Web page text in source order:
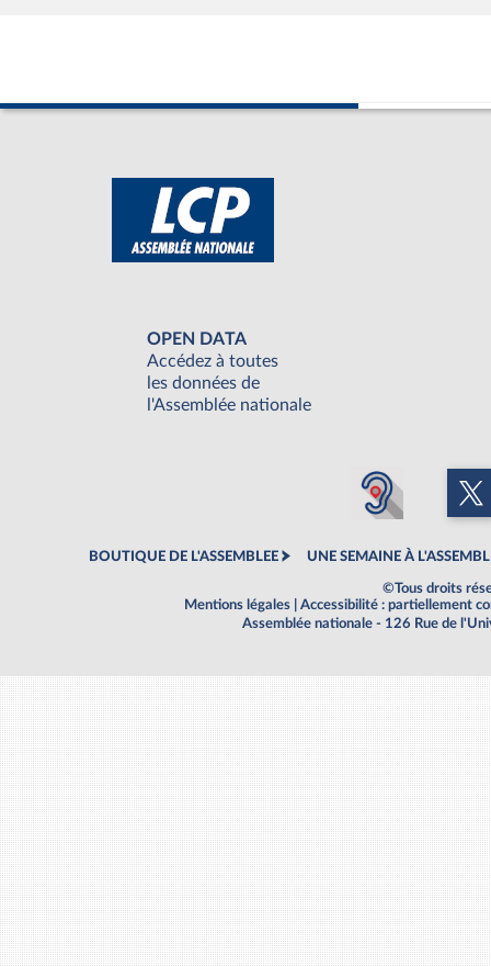
OPEN DATA
Accédez à toutes
les données de
l'Assemblée nationale
BOUTIQUE DE L'ASSEMBLEE UNE SEMAINE À
©Tous droits
Mentions légales
Accessibilité : partiellement
Assemblée nationale - 126 Rue de